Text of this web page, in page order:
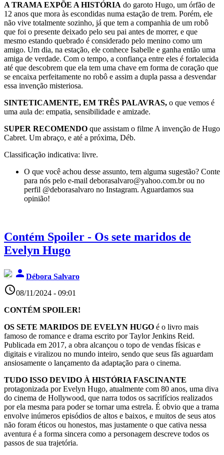
A TRAMA EXPÕE A HISTÓRIA do garoto Hugo, um órfão de
12 anos que mora às escondidas numa estação de trem. Porém, ele
não vive totalmente sozinho, já que tem a companhia de um robô
que foi o presente deixado pelo seu pai antes de morrer, e que
mesmo estando quebrado é considerado pelo menino como um
amigo. Um dia, na estação, ele conhece Isabelle e ganha então uma
amiga de verdade. Com o tempo, a confiança entre eles é fortalecida
até que descobrem que ela tem uma chave em forma de coração que
se encaixa perfeitamente no robô e assim a dupla passa a desvendar
essa invenção misteriosa.
SINTETICAMENTE, EM TRÊS PALAVRAS, o que vemos é
uma aula de: empatia, sensibilidade e amizade.
SUPER RECOMENDO que assistam o filme A invenção de Hugo
Cabret. Um abraço, e até a próxima, Déb.
Classificação indicativa: livre.
O que você achou desse assunto, tem alguma sugestão? Conte
para nós pelo e-mail deborasalvaro@yahoo.com.br ou no
perfil @deborasalvaro no Instagram. Aguardamos sua
opinião!
Contém Spoiler - Os sete maridos de
Evelyn Hugo
person Débora Salvaro
access_time08/11/2024 - 09:01
CONTÉM SPOILER!
OS SETE MARIDOS DE EVELYN HUGO é o livro mais
famoso de romance e drama escrito por Taylor Jenkins Reid.
Publicada em 2017, a obra alcançou o topo de vendas físicas e
digitais e viralizou no mundo inteiro, sendo que seus fãs aguardam
ansiosamente o lançamento da adaptação para o cinema.
TUDO ISSO DEVIDO À HISTÓRIA FASCINANTE
protagonizada por Evelyn Hugo, atualmente com 80 anos, uma diva
do cinema de Hollywood, que narra todos os sacrifícios realizados
por ela mesma para poder se tornar uma estrela. É obvio que a trama
envolve inúmeros episódios de altos e baixos, e muitos de seus atos
não foram éticos ou honestos, mas justamente o que cativa nessa
aventura é a forma sincera como a personagem descreve todos os
passos de sua trajetória.